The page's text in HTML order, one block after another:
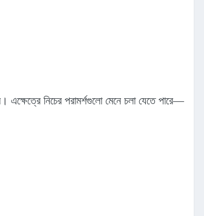
নিচের পরামর্শগুলো মেনে চলা যেতে পারে—